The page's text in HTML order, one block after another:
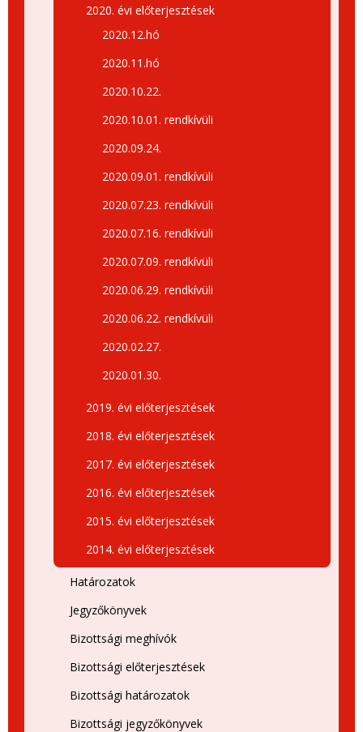
2020. évi előterjesztések
2020.12.hó
2020.11.hó
2020.10.22.
2020.10.01. rendkívüli
2020.09.24.
2020.09.01. rendkívüli
2020.07.23. rendkívüli
2020.07.16. rendkívüli
2020.07.09. rendkívüli
2020.06.29. rendkívüli
2020.06.22. rendkívüli
2020.02.27.
2020.01.30.
2019. évi előterjesztések
2018. évi előterjesztések
2017. évi előterjesztések
2016. évi előterjesztések
2015. évi előterjesztések
2014. évi előterjesztések
Határozatok
Jegyzőkönyvek
Bizottsági meghívók
Bizottsági előterjesztések
Bizottsági határozatok
Bizottsági jegyzőkönyvek